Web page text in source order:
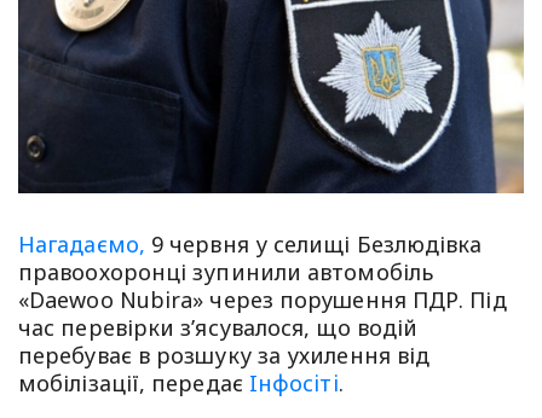
Нагадаємо, 9 червня у селищі Безлюдівка
правоохоронці зупинили автомобіль
«Daewoo Nubira» через порушення ПДР. Під
час перевірки з’ясувалося, що водій
перебуває в розшуку за ухилення від
мобілізації, передає Iнфосiтi.